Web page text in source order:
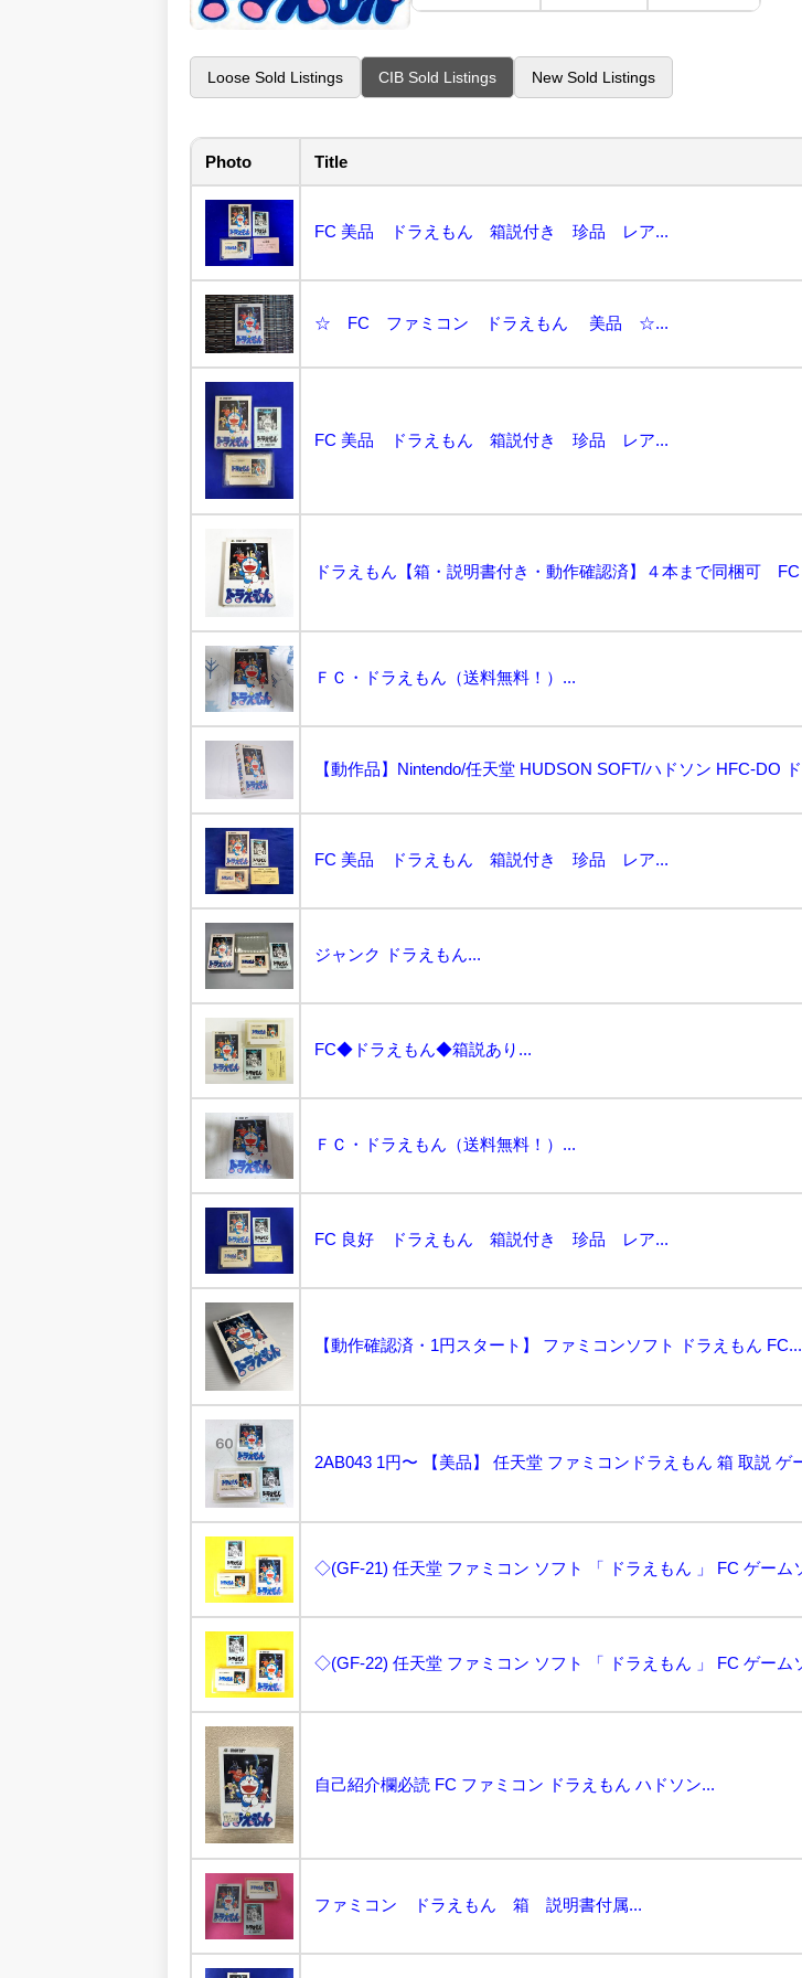
Loose Sold Listings CIB Sold Listings New Sold Listings
Photo Title
FC 美品 ドラえもん 箱説付き 珍品 レア...
☆ FC ファミコン ドラえもん 美品 ☆...
FC 美品 ドラえもん 箱説付き 珍品 レア...
ＦＣ・ドラえもん（送料無料！）...
FC 美品 ドラえもん 箱説付き 珍品 レア...
ジャンク ドラえもん...
FC◆ドラえもん◆箱説あり...
ＦＣ・ドラえもん（送料無料！）...
FC 良好 ドラえもん 箱説付き 珍品 レア...
【動作確認済・1円スタート】 ファミコンソフト ドラえもん FC...
自己紹介欄必読 FC ファミコン ドラえもん ハドソン...
ファミコン ドラえもん 箱 説明書付属...